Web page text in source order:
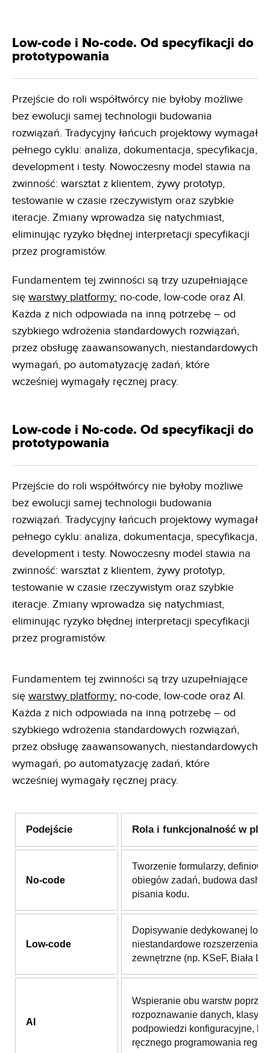
Low-code i No-code. Od specyfikacji do
prototypowania
Przejście do roli współtwórcy nie byłoby możliwe
bez ewolucji samej technologii budowania
rozwiązań. Tradycyjny łańcuch projektowy wymagał
pełnego cyklu: analiza, dokumentacja, specyfikacja,
development i testy. Nowoczesny model stawia na
zwinność: warsztat z klientem, żywy prototyp,
testowanie w czasie rzeczywistym oraz szybkie
iteracje. Zmiany wprowadza się natychmiast,
eliminując ryzyko błędnej interpretacji specyfikacji
przez programistów.
Fundamentem tej zwinności są trzy uzupełniające
się warstwy platformy: no-code, low-code oraz AI.
Każda z nich odpowiada na inną potrzebę – od
szybkiego wdrożenia standardowych rozwiązań,
przez obsługę zaawansowanych, niestandardowych
wymagań, po automatyzację zadań, które
wcześniej wymagały ręcznej pracy.
Low-code i No-code. Od specyfikacji do
prototypowania
Przejście do roli współtwórcy nie byłoby możliwe
bez ewolucji samej technologii budowania
rozwiązań. Tradycyjny łańcuch projektowy wymagał
pełnego cyklu: analiza, dokumentacja, specyfikacja,
development i testy. Nowoczesny model stawia na
zwinność: warsztat z klientem, żywy prototyp,
testowanie w czasie rzeczywistym oraz szybkie
iteracje. Zmiany wprowadza się natychmiast,
eliminując ryzyko błędnej interpretacji specyfikacji
przez programistów.
Fundamentem tej zwinności są trzy uzupełniające
się warstwy platformy: no-code, low-code oraz AI.
Każda z nich odpowiada na inną potrzebę – od
szybkiego wdrożenia standardowych rozwiązań,
przez obsługę zaawansowanych, niestandardowych
wymagań, po automatyzację zadań, które
wcześniej wymagały ręcznej pracy.
Podejście Rola i funkcjonalność w
No-code
Tworzenie formularzy,
obiegów zadań, budowa
pisania kodu.
Low-code
Dopisywanie dedykowanej
niestandardowe rozszerzenia i
zewnętrzne (np. KSeF, Biała
AI
Wspieranie obu warstw
rozpoznawanie danych,
podpowiedzi konfiguracyjne,
ręcznego programowania reguł.